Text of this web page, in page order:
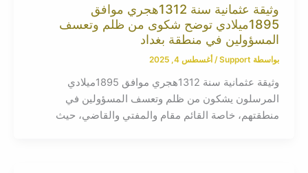
وثيقة عثمانية سنة 1312هجري موافق
1895ميلادي توضح شكوى من ظلم وتعسف
المسؤولين في منطقة بغداد
بواسطة Support
/ أغسطس 4, 2025
وثيقة عثمانية سنة 1312هجري موافق 1895ميلادي
المرسلون يشكون من ظلم وتعسف المسؤولين في
منطقتهم، خاصة القائم مقام والمفتي والقاضي، حيث